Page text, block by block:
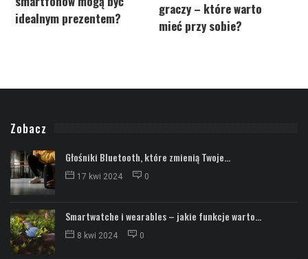
idealnym prezentem?
graczy – które warto
mieć przy sobie?
Zobacz
Głośniki Bluetooth, które zmienią Twoje...
17 kwi 2024 0
Smartwatche i wearables – jakie funkcje warto...
8 kwi 2024 0